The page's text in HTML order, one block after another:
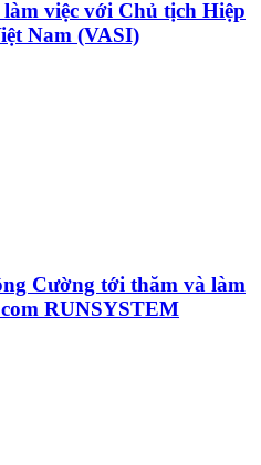
việc với Chủ tịch Hiệp
Nam (VASI)
Cường tới thăm và làm
RUNSYSTEM